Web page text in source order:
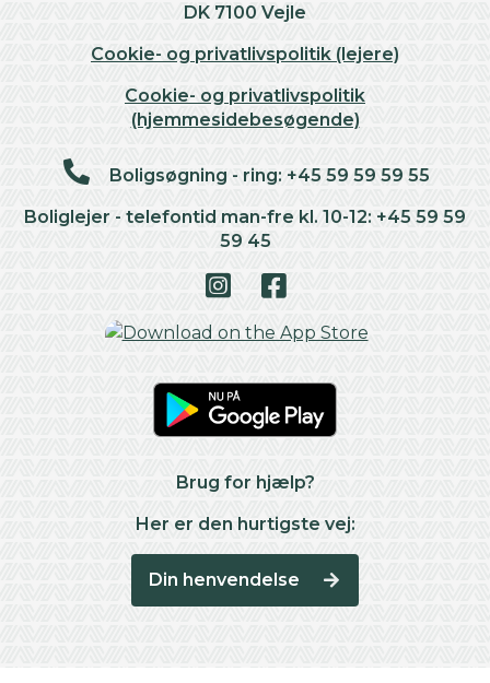
DK 7100 Vejle
Cookie- og privatlivspolitik (lejere)
Cookie- og privatlivspolitik
(hjemmesidebesøgende)
Boligsøgning - ring: +45 59 59 59 55
Boliglejer - telefontid man-fre kl. 10-12: +45 59 59
59 45
Brug for hjælp?
Her er den hurtigste vej:
Din henvendelse